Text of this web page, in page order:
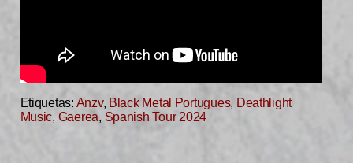
Etiquetas: Anzv, Black Metal Portugues, Deathlight
Music, Gaerea, Spanish Tour 2024